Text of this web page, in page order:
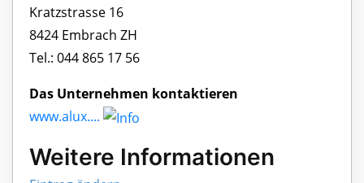
Kratzstrasse 16
8424 Embrach ZH
Tel.: 044 865 17 56
Das Unternehmen kontaktieren
www.alux....
Weitere Informationen